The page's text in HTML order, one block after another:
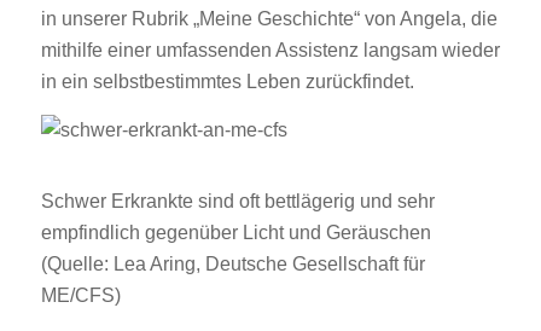
in unserer Rubrik „Meine Geschichte“ von Angela, die
mithilfe einer umfassenden Assistenz langsam wieder
in ein selbstbestimmtes Leben zurückfindet.
Schwer Erkrankte sind oft bettlägerig und sehr
empfindlich gegenüber Licht und Geräuschen
(Quelle: Lea Aring, Deutsche Gesellschaft für
ME/CFS)